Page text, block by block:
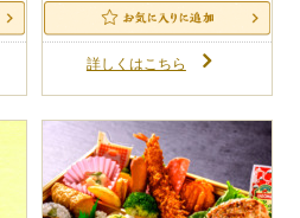
後に任意パスワード入れ
を保存できます。
ン時に「貯まる・使え
す。
詳しくはこちら